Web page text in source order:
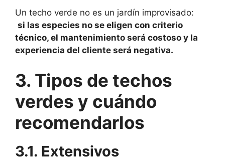
Un techo verde no es un jardín improvisado:
si las especies no se eligen con criterio
técnico, el mantenimiento será costoso y la
experiencia del cliente será negativa.
3. Tipos de techos
verdes y cuándo
recomendarlos
3.1. Extensivos